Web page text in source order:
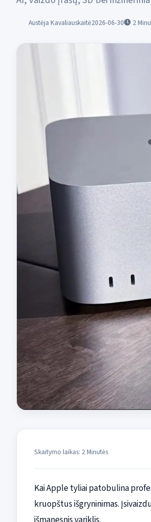
Austėja Kavaliauskaitė2026-06-30 2
Skaitymo laikas: 2 Minutės
Kai Apple tyliai patobulina
kruopštus išgryninimas.